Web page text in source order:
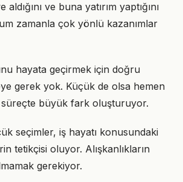
ve buna yatırım yaptığını
zamanla çok yönlü kazanımlar
hayata geçirmek için doğru
gerek yok. Küçük de olsa hemen
büyük fark oluşturuyor.
seçimler, iş hayatı konusundaki
tetikçisi oluyor. Alışkanlıkların
gerekiyor.